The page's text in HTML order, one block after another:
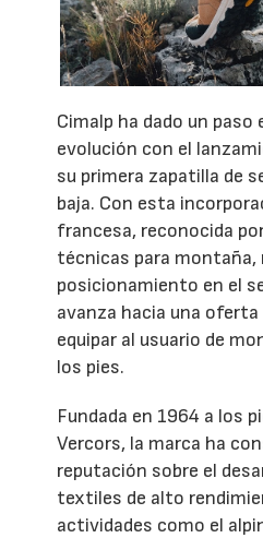
Cimalp ha dado un
evolución con el
su primera zapatilla de
baja. Con esta
francesa, reconocida
técnicas para montaña,
posicionamiento en el
avanza hacia una
equipar al usuario de
los pies.
Fundada en 1964 a los
Vercors, la marca ha
reputación sobre el
textiles de alto
actividades como el